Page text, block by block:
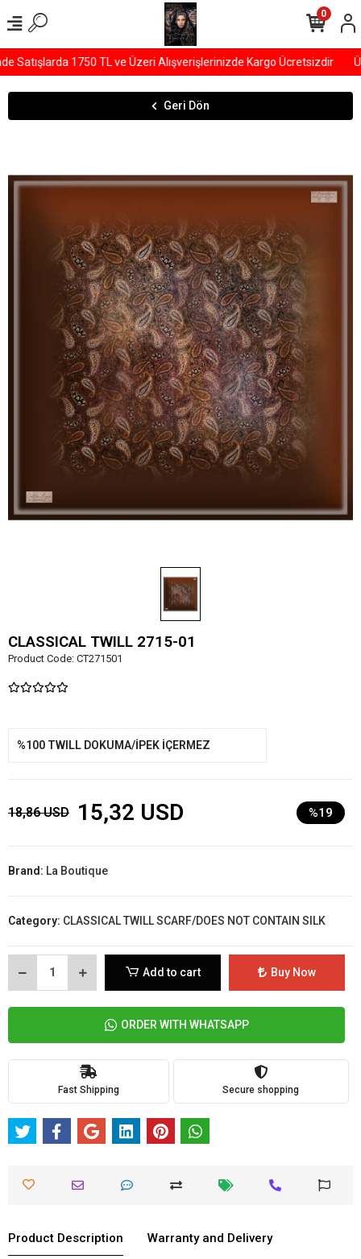
Satışlarda 1750 TL ve Üzeri Alışverişlerinizde Kargo Ücretsizdir
0
Geri Dön
CLASSICAL TWILL 2715-01
Product Code: CT271501
%100 TWILL DOKUMA/İPEK İÇERMEZ
18,86 USD 15,32 USD %19
Brand: La Boutique
Category: CLASSICAL TWILL SCARF/DOES NOT CONTAIN SILK
Add to cart Buy Now
ORDER WITH WHATSAPP
Fast Shipping Secure shopping
Product Description Warranty and Delivery